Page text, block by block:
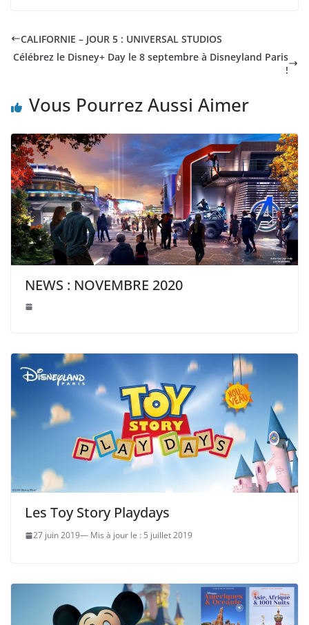
CALIFORNIE – JOUR 5 : UNIVERSAL STUDIOS
Célébrez le Disney+ Day le 8 septembre à Disneyland Paris
!
Vous Pourrez Aussi Aimer
NEWS : NOVEMBRE 2020
Les Toy Story Playdays
27 juin 2019 5 juillet 2019